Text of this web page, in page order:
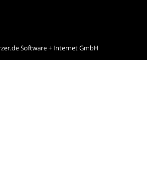
Software + Internet GmbH